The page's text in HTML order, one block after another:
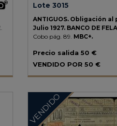
Lote 3015
ANTIGUOS. Obligación al
Julio 1927. BANCO DE
Cobo pág. 89. MBC+.
Precio salida 50 €
VENDIDO POR 50 €
VENDIDO